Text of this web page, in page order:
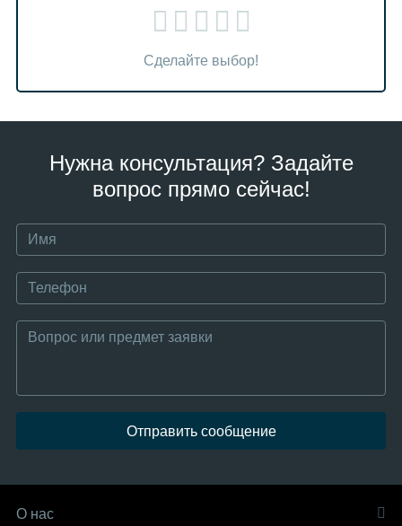
Сделайте выбор!
Нужна консультация? Задайте
вопрос прямо сейчас!
Отправить сообщение
О нас